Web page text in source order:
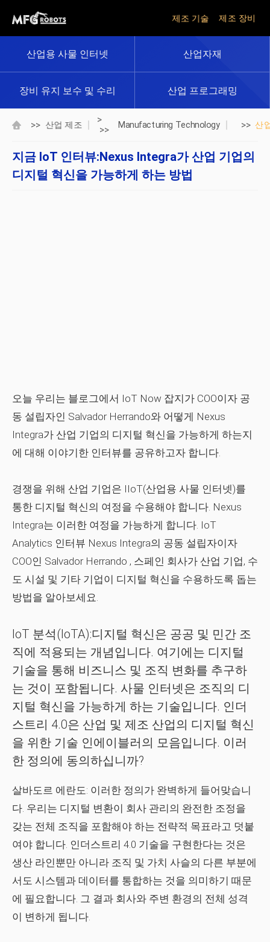
제조 기술 제조 장비
산업용 사물 인터넷 산업자재
장비 유지 보수 및 수리 산업 프로그래밍
>> 산업 제조
>
>>
Manufacturing Technology >> 산
지금 IoT 인터뷰:Nexus Integra가 산업 기업의
디지털 혁신을 가능하게 하는 방법
오늘 우리는 블로그에서 IoT Now 잡지가 COO이자 공
동 설립자인 Salvador Herrando와 어떻게 Nexus
Integra가 산업 기업의 디지털 혁신을 가능하게 하는지
에 대해 이야기한 인터뷰를 공유하고자 합니다.
경쟁을 위해 산업 기업은 IIoT(산업용 사물 인터넷)를
통한 디지털 혁신의 여정을 수용해야 합니다. Nexus
Integra는 이러한 여정을 가능하게 합니다. IoT
Analytics 인터뷰 Nexus Integra의 공동 설립자이자
COO인 Salvador Herrando , 스페인 회사가 산업 기업, 수
도 시설 및 기타 기업이 디지털 혁신을 수용하도록 돕는
방법을 알아보세요.
IoT 분석(IoTA):디지털 혁신은 공공 및 민간 조
직에 적용되는 개념입니다. 여기에는 디지털
기술을 통해 비즈니스 및 조직 변화를 추구하
는 것이 포함됩니다. 사물 인터넷은 조직의 디
지털 혁신을 가능하게 하는 기술입니다. 인더
스트리 4.0은 산업 및 제조 산업의 디지털 혁신
을 위한 기술 인에이블러의 모음입니다. 이러
한 정의에 동의하십니까?
살바도르 에란도: 이러한 정의가 완벽하게 들어맞습니
다. 우리는 디지털 변환이 회사 관리의 완전한 조정을
갖는 전체 조직을 포함해야 하는 전략적 목표라고 덧붙
여야 합니다. 인더스트리 4.0 기술을 구현한다는 것은
생산 라인뿐만 아니라 조직 및 가치 사슬의 다른 부분에
서도 시스템과 데이터를 통합하는 것을 의미하기 때문
에 필요합니다. 그 결과 회사와 주변 환경의 전체 성격
이 변하게 됩니다.